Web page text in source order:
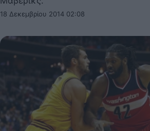
18 Δεκεμβρίου 2014 02:08